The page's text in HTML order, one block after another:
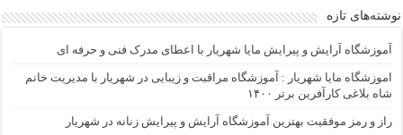
نوشته‌های تازه
آموزشگاه آرایش و پیرایش مایا شهریار با اعطای مدرک فنی و حرفه ای
اموزشگاه مایا شهریار : آموزشگاه مراقبت و زیبایی در شهریار با مدیریت خانم
شاه بلاغی کارآفرین برتر ۱۴۰۰
راز و رمز موفقیت بهترین آموزشگاه آرایش و پیرایش زنانه در شهریار